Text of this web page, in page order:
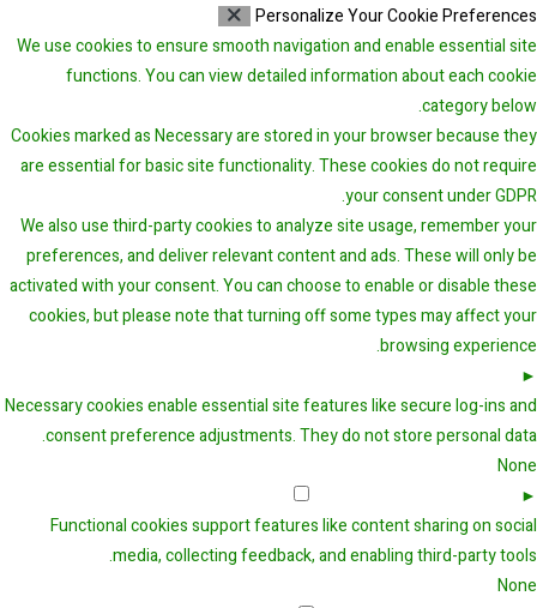
Personalize Your Cookie
We use cookies to ensure smooth navigation and enable essential
functions. You can view detailed information about each
category
Cookies marked asNecessaryare stored in your browser because
are essential for basic site functionality.These cookies do not
your consent under
We also use third-party cookies to analyze site usage, remember
preferences, and deliver relevant content and ads. These will only
activated with your consent. You can choose to enable or disable
cookies, but please note that turning off some types may affect
browsing
Always Active
Necessary cookies enable essential site features like secure log-ins
consent preference adjustments. They do not store personal
Remark
Functional cookies support features like content sharing on
media, collecting feedback, and enabling third-party